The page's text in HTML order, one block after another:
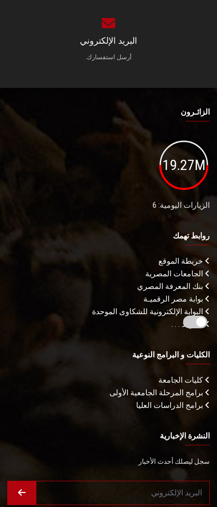
البريد الإلكتروني
أرسل استفسارك.
الزائـرون
19.27M
الزيارات اليومية: 6
روابط تهمك
خريطة الموقع
الجامعات المصرية
بنك المعرفة المصري
بوابة مصر الرقميـة
البوابة الإلكترونية للشكاوى الموحدة
المزيـد . . .
الكليات و البرامج النوعية
كليات الجامعة
برامج المرحلة الجامعية الأولى
برامج الدراسات العليا
النشرة الإخبارية
سجل ليصلك أحدث الأخبار